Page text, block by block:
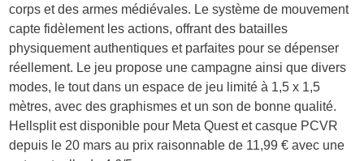
corps et des armes médiévales. Le système de mouvement
capte fidèlement les actions, offrant des batailles
physiquement authentiques et parfaites pour se dépenser
réellement. Le jeu propose une campagne ainsi que divers
modes, le tout dans un espace de jeu limité à 1,5 x 1,5
mètres, avec des graphismes et un son de bonne qualité.
Hellsplit est disponible pour Meta Quest et casque PCVR
depuis le 20 mars au prix raisonnable de 11,99 € avec une